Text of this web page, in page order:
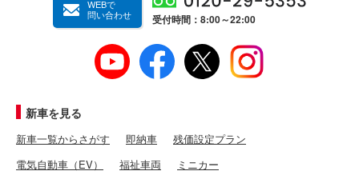
WEBで
問い合わせ
受付時間：8:00～22:00
新車を見る
新車一覧からさがす 即納車
残価設定プラン
電気自動車（EV）
福祉車両 ミニカー